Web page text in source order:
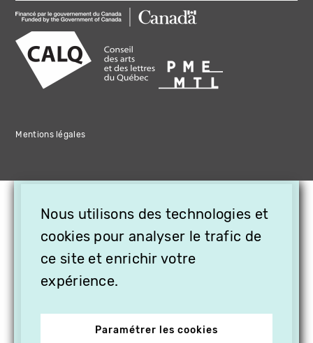
Mentions légales
Nous utilisons des technologies et
cookies pour analyser le trafic de
ce site et enrichir votre
expérience.
Paramétrer les cookies
OFFREZ LA VIDÉO EN
CADEAU, ABONNEZ VOS
PROCHES À VITHÈQUE !